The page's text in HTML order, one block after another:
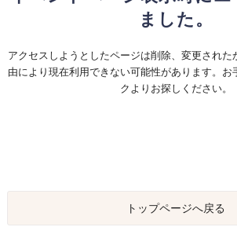
ました。
アクセスしようとしたページは削除、変更された
由により現在利用できない可能性があります。お
クよりお探しください。
トップページへ戻る